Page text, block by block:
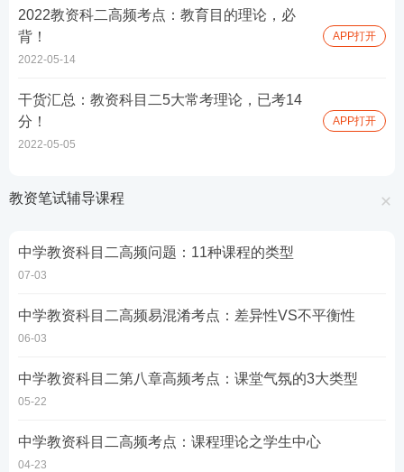
2022教资科二高频考点：教育目的理论，必
背！
2022-05-14
APP打开
干货汇总：教资科目二5大常考理论，已考14
分！
2022-05-05
APP打开
教资笔试辅导课程
中学教资科目二高频问题：11种课程的类型
07-03
中学教资科目二高频易混淆考点：差异性VS不平衡性
06-03
中学教资科目二第八章高频考点：课堂气氛的3大类型
05-22
中学教资科目二高频考点：课程理论之学生中心
04-23